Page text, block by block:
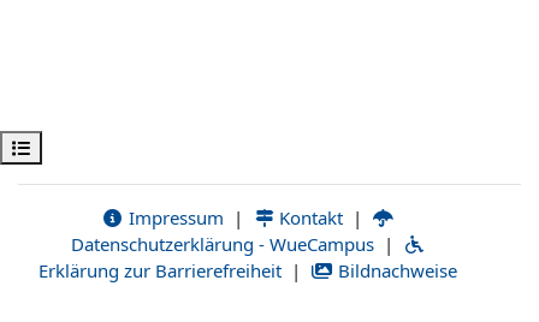
Obre l'índex del curs
Impressum | Kontakt |
Datenschutzerklärung - WueCampus |
Erklärung zur Barrierefreiheit | Bildnachweise